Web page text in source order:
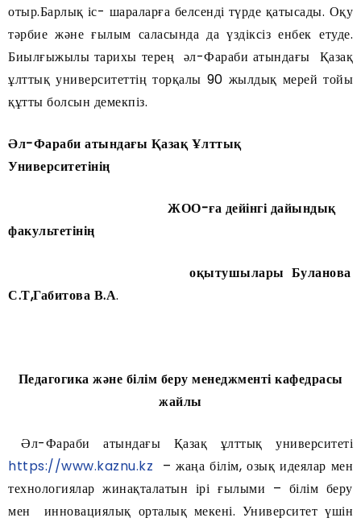
отыр.Барлық іс- шараларға белсенді түрде қатысады. Оқу
тәрбие және ғылым саласында да үздіксіз енбек етуде.
Биылғыжылы тарихы терең әл-Фараби атындағы Қазақ
ұлттық университеттің торқалы 90 жылдық мерей тойы
құтты болсын демекпіз.
Әл-Фараби атындағы Қазақ Ұлттық
Университетінің
ЖОО-ға дейінгі дайындық
факультетінің
оқытушылары Буланова
С.Т,Габитова В.А.
Педагогика және білім беру менеджменті кафедрасы
жайлы
Әл-Фараби атындағы Қазақ ұлттық университеті
https://www.kaznu.kz – жаңа білім, озық идеялар мен
технологиялар жинақталатын ірі ғылыми – білім беру
мен инновациялық орталық мекені. Университет үшін